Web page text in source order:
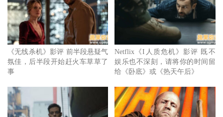
《禁食疑案》自揭开序幕起，便已留下深刻的印象，首先映
《无线杀机》影评 前半段悬疑气
氛佳，后半段开始赶火车草草了
事
Netflix《I人质危机》影评 既不
娱乐也不深刻，请将你的时间留
给《卧底》或《热天午后》